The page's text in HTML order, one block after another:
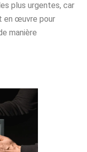
plus urgentes, car
en œuvre pour
manière